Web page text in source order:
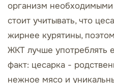
организм
стоит учитывать, что
жирнее курятины,
ЖКТ лучше употреблять
факт: цесарка -
нежное мясо и